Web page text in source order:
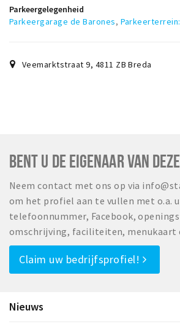
Parkeergelegenheid
Parkeergarage de Barones,
Veemarktstraat 9, 4811 ZBBreda
BENT U DE EIGENAAR VAN
Neem contact met ons op via
om het profiel aan te vullen met o.a.
telefoonnummer, Facebook,
omschrijving, faciliteiten, menukaart
Claim uw bedrijfsprofiel!
Nieuws